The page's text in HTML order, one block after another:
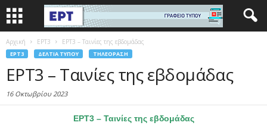
Αρχική EΡΤ3 ΕΡΤ3 – Ταινίες της εβδομάδας
EΡΤ3 ΔΕΛΤΊΑ ΤΎΠΟΥ ΤΗΛΕΌΡΑΣΗ
ΕΡΤ3 – Ταινίες της εβδομάδας
16 Οκτωβρίου 2023
ΕΡΤ3 – Ταινίες της εβδομάδας